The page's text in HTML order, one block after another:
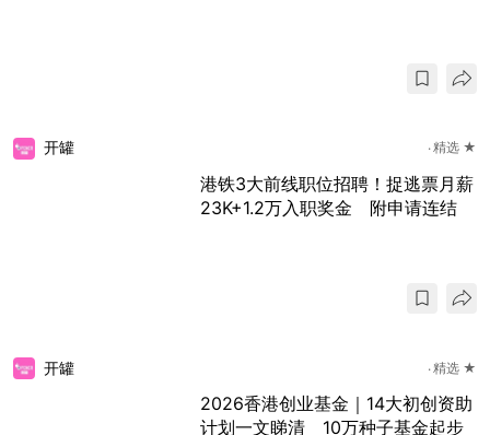
开罐 精选 ★
港铁3大前线职位招聘！捉逃票月薪
23K+1.2万入职奖金 附申请连结
开罐 精选 ★
2026香港创业基金｜14大初创资助
计划一文睇清 10万种子基金起步